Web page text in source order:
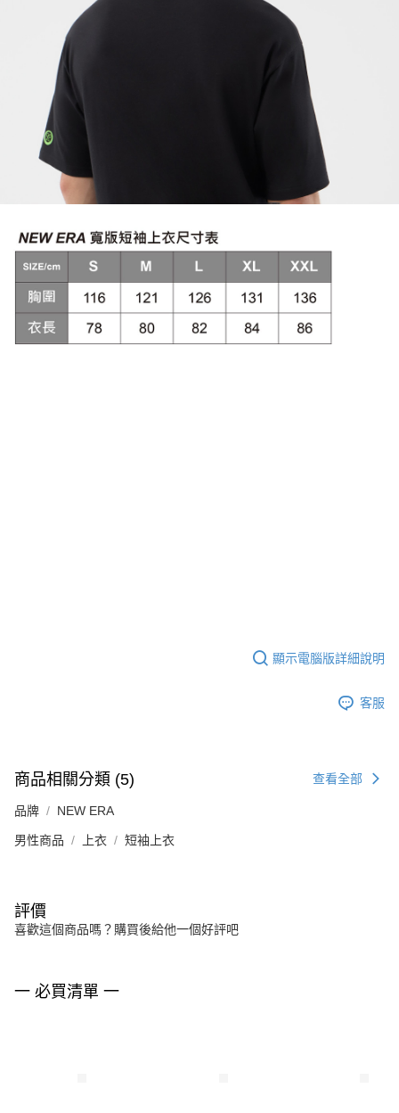
顯示電腦版詳細說明
客服
商品相關分類 (5) 查看全部
品牌 NEW ERA
男性商品 上衣 短袖上衣
評價
喜歡這個商品嗎？購買後給他一個好評吧
一 必買清單 一